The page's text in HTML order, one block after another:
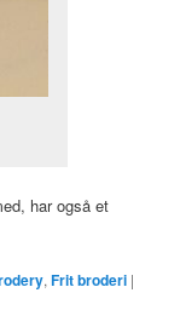
har også et
,Frit broderi |